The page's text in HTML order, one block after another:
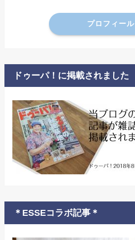
プロフィール
ドゥーパ！に掲載されました
＊ESSEコラボ記事＊